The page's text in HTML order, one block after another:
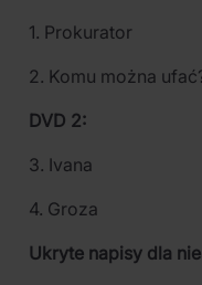
1. Prokurator
2. Komu można
DVD 2:
3. Ivana
4. Groza
Ukryte napisy dla